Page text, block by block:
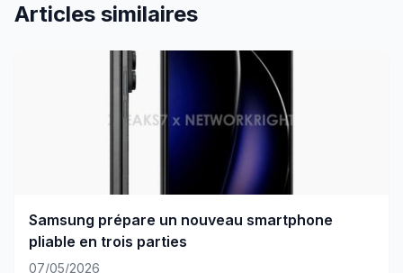
Articles similaires
Samsung prépare un nouveau smartphone
pliable en trois parties
07/05/2026